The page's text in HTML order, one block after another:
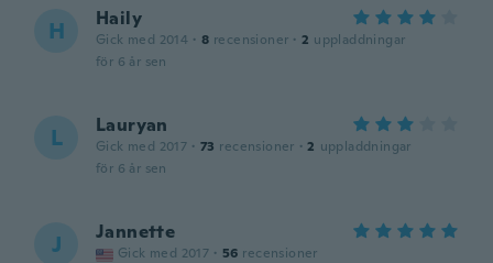
H Haily
Gick med 2014 · 8 recensioner · 2 uppladdningar
för 6 år sen
L Lauryan
Gick med 2017 · 73 recensioner · 2 uppladdningar
för 6 år sen
J Jannette
Gick med 2017 · 56 recensioner